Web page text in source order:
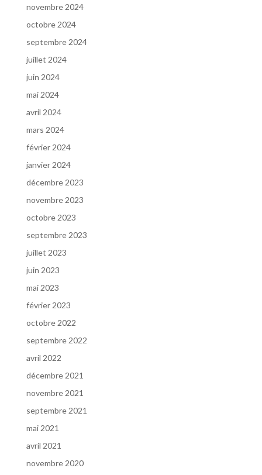
novembre 2024
octobre 2024
septembre 2024
juillet 2024
juin 2024
mai 2024
avril 2024
mars 2024
février 2024
janvier 2024
décembre 2023
novembre 2023
octobre 2023
septembre 2023
juillet 2023
juin 2023
mai 2023
février 2023
octobre 2022
septembre 2022
avril 2022
décembre 2021
novembre 2021
septembre 2021
mai 2021
avril 2021
novembre 2020